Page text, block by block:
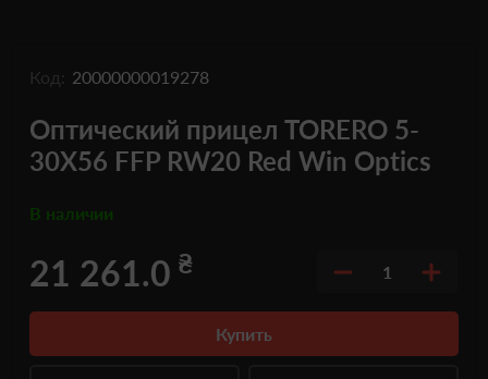
Код: 20000000019278
Оптический прицел TORERO 5-
30X56 FFP RW20 Red Win Optics
В наличии
21 261.0 ₴ 1
Купить